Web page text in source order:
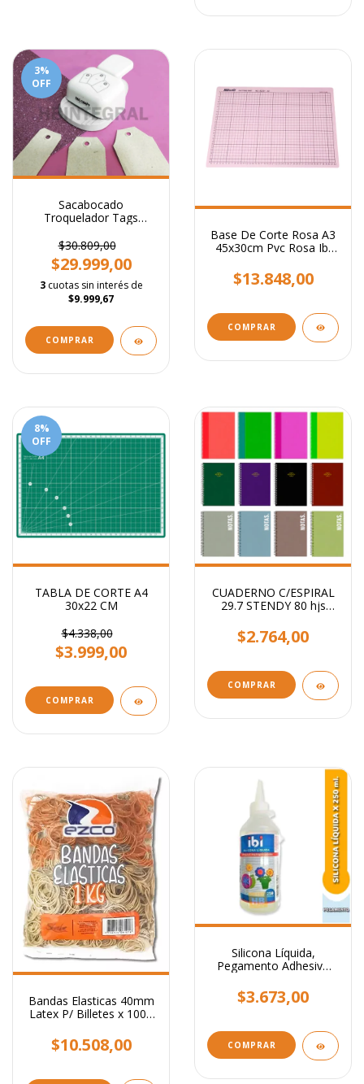
3%
OFF
Sacabocado
Troquelador Tags
Regulable
$30.809,00
$29.999,00
3 cuotas sin interés de
$9.999,67
COMPRAR
Base De Corte Rosa A3
45x30cm Pvc Rosa Ibi
$13.848,00
8%
OFF
TABLA DE CORTE A4
30x22 CM
$4.338,00
$3.999,00
CUADERNO C/ESPIRAL
29.7 STENDY 80 hjs
Surtidos
$2.764,00
COMPRAR
Bandas Elasticas 40mm
Latex P/ Billetes x 1000
$10.508,00
Silicona Líquida,
Pegamento Adhesivo
$3.673,00